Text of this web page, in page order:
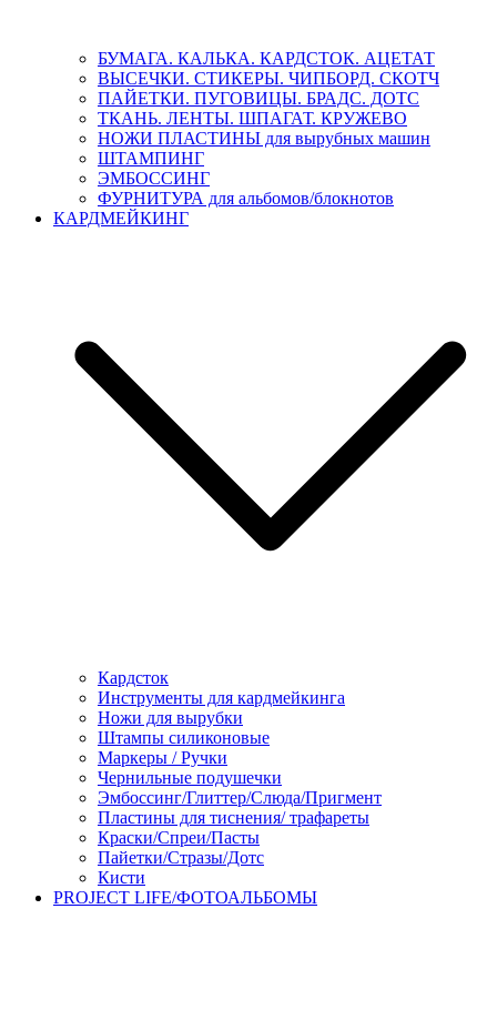
БУМАГА. КАЛЬКА. КАРДСТОК. АЦЕТАТ
ВЫСЕЧКИ. СТИКЕРЫ. ЧИПБОРД. СКОТЧ
ПАЙЕТКИ. ПУГОВИЦЫ. БРАДС. ДОТС
ТКАНЬ. ЛЕНТЫ. ШПАГАТ. КРУЖЕВО
НОЖИ ПЛАСТИНЫ для вырубных машин
ШТАМПИНГ
ЭМБОССИНГ
ФУРНИТУРА для альбомов/блокнотов
КАРДМЕЙКИНГ
Кардсток
Инструменты для кардмейкинга
Ножи для вырубки
Штампы силиконовые
Маркеры / Ручки
Чернильные подушечки
Эмбоссинг/Глиттер/Слюда/Пригмент
Пластины для тиснения/ трафареты
Краски/Спреи/Пасты
Пайетки/Стразы/Дотс
Кисти
PROJECT LIFE/ФОТОАЛЬБОМЫ